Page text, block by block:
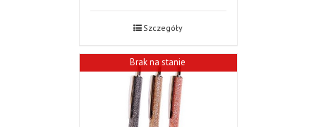
Szczegóły
Brak na stanie